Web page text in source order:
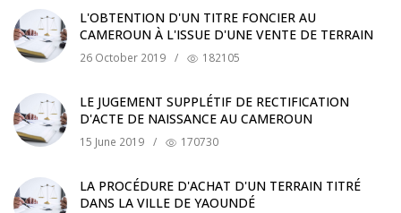
L'OBTENTION D'UN TITRE FONCIER AU
CAMEROUN À L'ISSUE D'UNE VENTE DE TERRAIN
26 October 2019 / 182105
LE JUGEMENT SUPPLÉTIF DE RECTIFICATION
D'ACTE DE NAISSANCE AU CAMEROUN
15 June 2019 / 170730
LA PROCÉDURE D'ACHAT D'UN TERRAIN TITRÉ
DANS LA VILLE DE YAOUNDÉ